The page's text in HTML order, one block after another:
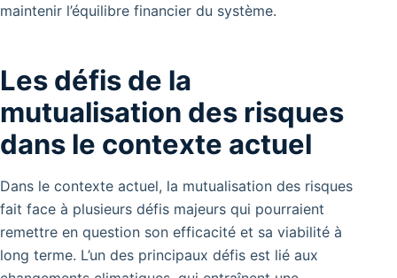
maintenir l’équilibre financier du système.
Les défis de la
mutualisation des risques
dans le contexte actuel
Dans le contexte actuel, la mutualisation des risques
fait face à plusieurs défis majeurs qui pourraient
remettre en question son efficacité et sa viabilité à
long terme. L’un des principaux défis est lié aux